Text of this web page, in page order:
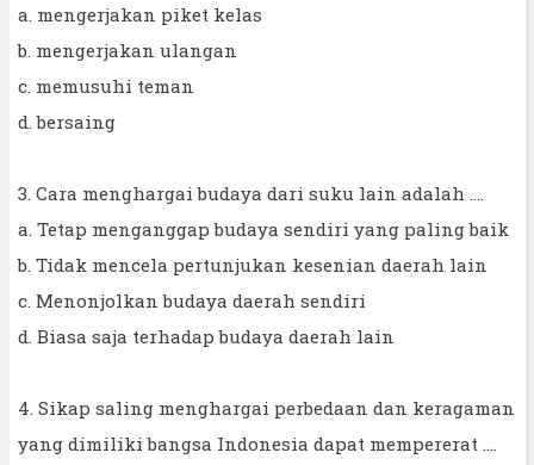
a. mengerjakan piket kelas
b. mengerjakan ulangan
c. memusuhi teman
d. bersaing
3. Cara menghargai budaya dari suku lain adalah ....
a. Tetap menganggap budaya sendiri yang paling baik
b. Tidak mencela pertunjukan kesenian daerah lain
c. Menonjolkan budaya daerah sendiri
d. Biasa saja terhadap budaya daerah lain
4. Sikap saling menghargai perbedaan dan keragaman
yang dimiliki bangsa Indonesia dapat mempererat ....